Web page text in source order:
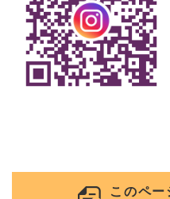
このペー